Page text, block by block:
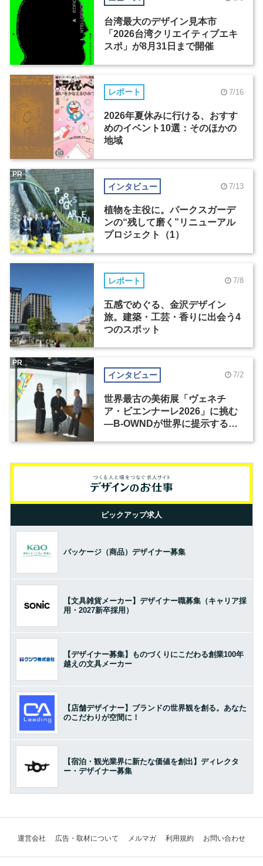
台湾最大のデザイン見本市
「2026台湾クリエイティブエキ
スポ」が8月31日まで開催
レポート 7/16
2026年夏休みに行ける、おすす
めのイベント10選：そのほかの
地域
インタビュー 7/13
植物を主役に。パークスガーデ
ンの“残して磨く”リニューアル
プロジェクト（1）
PR
レポート 7/8
五感でめぐる、金沢デザイン
旅。建築・工芸・香りに出会う4
つのスポット
インタビュー 7/2
世界最古の美術展「ヴェネチ
ア・ビエンナーレ2026」に挑む
―B-OWNDが世界に提示する美
PR
ピックアップ求人
パッケージ（商品）デザイナー募集
【文具雑貨メーカー】デザイナー職募集（キャリア採
用・2027新卒採用）
【デザイナー募集】ものづくりにこだわる創業100年
越えの文具メーカー
【店舗デザイナー】ブランドの世界観を創る。あなた
のこだわりが空間に！
【宿泊・観光業界に新たな価値を創出】ディレクタ
ー・デザイナー募集
運営会社 広告・取材について メルマガ 利用規約 お問い合わせ